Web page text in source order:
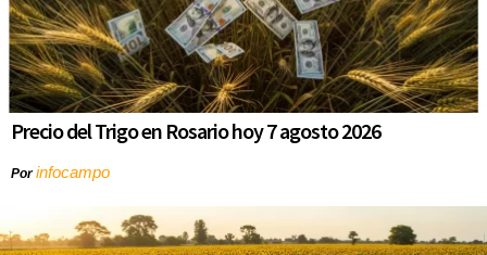
Precio del Trigo en Rosario hoy 7 agosto 2026
Porinfocampo